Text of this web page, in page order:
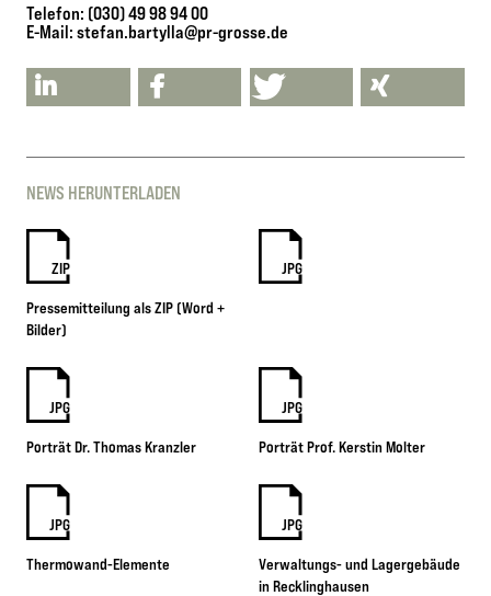
Telefon: (030) 49 98 94 00
E-Mail: stefan.bartylla@pr-grosse.de
NEWS HERUNTERLADEN
ZIP
Pressemitteilung als ZIP (Word +
Bilder)
JPG
JPG
Porträt Dr. Thomas Kranzler
JPG
Porträt Prof. Kerstin Molter
JPG
Thermowand-Elemente
JPG
Verwaltungs- und Lagergebäude
in Recklinghausen